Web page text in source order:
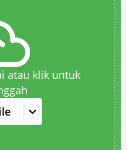
atau klik untuk